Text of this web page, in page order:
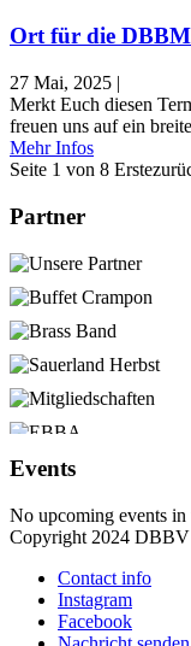
Ort für die DBBM
27 Mai, 2025 |
Merkt Euch diesen
freuen uns auf ein
Mehr Infos
Seite 1 von 8 Erste
Partner
Events
No upcoming events in
Copyright 2024 DBBV
Contact info
Instagram
Facebook